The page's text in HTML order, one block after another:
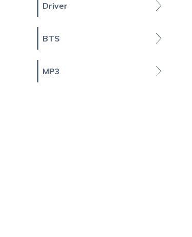
Driver
BTS
MP3